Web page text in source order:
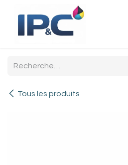
Se rendre au contenu
Tous les produits